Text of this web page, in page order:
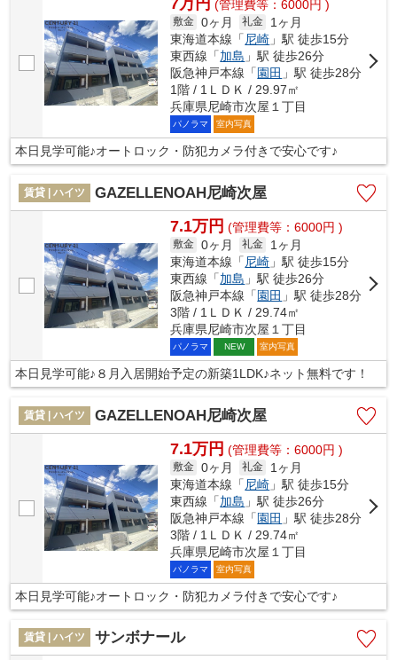
(管理費等：6000円 )
敷金 0ヶ月 礼金
1ヶ月
東海道本線「 尼崎 」駅 徒歩15分
東西線「加島 」駅 徒歩26分
阪急神戸本線「園田 」駅 徒歩28分
1階 / 1ＬＤＫ / 29.97㎡
兵庫県尼崎市次屋１丁目
パノラマ 室内写真
本日見学可能♪オートロック・防犯カメラ付きで安心です♪
賃貸 | ハイツ GAZELLENOAH尼崎次屋
7.1万円 (管理費等：6000円 )
敷金 0ヶ月 礼金
1ヶ月
東海道本線「 尼崎 」駅 徒歩15分
東西線「加島 」駅 徒歩26分
阪急神戸本線「園田 」駅 徒歩28分
3階 / 1ＬＤＫ / 29.74㎡
兵庫県尼崎市次屋１丁目
パノラマ NEW 室内写真
本日見学可能♪８月入居開始予定の新築1LDK♪ネット無料です！
賃貸 | ハイツ GAZELLENOAH尼崎次屋
7.1万円 (管理費等：6000円 )
敷金 0ヶ月 礼金
1ヶ月
東海道本線「尼崎 」駅 徒歩15分
東西線「加島 」駅 徒歩26分
阪急神戸本線「園田 」駅 徒歩28分
3階 / 1ＬＤＫ / 29.74㎡
兵庫県尼崎市次屋１丁目
パノラマ 室内写真
本日見学可能♪オートロック・防犯カメラ付きで安心です♪
賃貸 | ハイツ サンボナール